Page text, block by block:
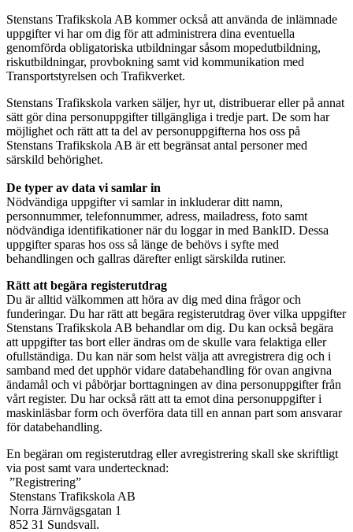
Stenstans Trafikskola AB kommer också att använda de inlämnade
uppgifter vi har om dig för att administrera dina eventuella
genomförda obligatoriska utbildningar såsom mopedutbildning,
riskutbildningar, provbokning samt vid kommunikation med
Transportstyrelsen och Trafikverket.
Stenstans Trafikskola varken säljer, hyr ut, distribuerar eller på annat
sätt gör dina personuppgifter tillgängliga i tredje part. De som har
möjlighet och rätt att ta del av personuppgifterna hos oss på
Stenstans Trafikskola AB är ett begränsat antal personer med
särskild behörighet.
De typer av data vi samlar in
Nödvändiga uppgifter vi samlar in inkluderar ditt namn,
personnummer, telefonnummer, adress, mailadress, foto samt
nödvändiga identifikationer när du loggar in med BankID. Dessa
uppgifter sparas hos oss så länge de behövs i syfte med
behandlingen och gallras därefter enligt särskilda rutiner.
Rätt att begära registerutdrag
Du är alltid välkommen att höra av dig med dina frågor och
funderingar. Du har rätt att begära registerutdrag över vilka uppgifter
Stenstans Trafikskola AB behandlar om dig. Du kan också begära
att uppgifter tas bort eller ändras om de skulle vara felaktiga eller
ofullständiga. Du kan när som helst välja att avregistrera dig och i
samband med det upphör vidare databehandling för ovan angivna
ändamål och vi påbörjar borttagningen av dina personuppgifter från
vårt register. Du har också rätt att ta emot dina personuppgifter i
maskinläsbar form och överföra data till en annan part som ansvarar
för databehandling.
En begäran om registerutdrag eller avregistrering skall ske skriftligt
via post samt vara undertecknad:
”Registrering”
Stenstans Trafikskola AB
Norra Järnvägsgatan 1
852 31 Sundsvall.